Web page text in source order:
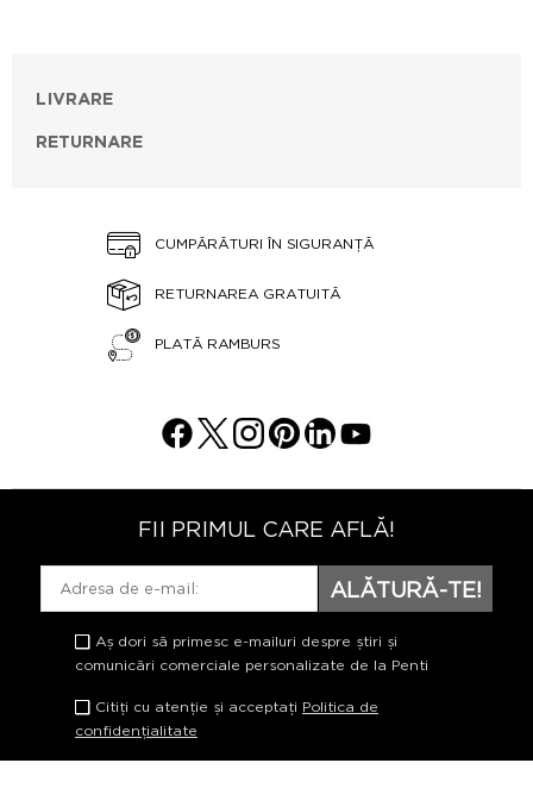
LIVRARE
RETURNARE
CUMPĂRĂTURI ÎN SIGURANȚĂ
RETURNAREA GRATUITĂ
PLATĂ RAMBURS
FII PRIMUL CARE AFLĂ!
ALĂTURĂ-TE!
Aș dori să primesc e-mailuri despre știri și
comunicări comerciale personalizate de la Penti
Citiți cu atenție și acceptați Politica de
confidențialitate